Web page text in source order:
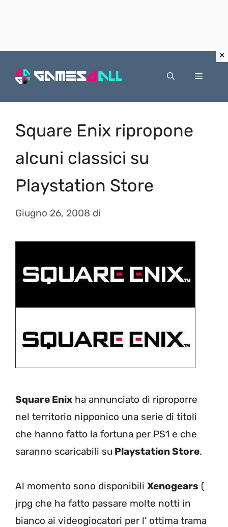
Menu
Square Enix ripropone
alcuni classici su
Playstation Store
Giugno 26, 2008 di
Square Enix ha annunciato di riproporre
nel territorio nipponico una serie di titoli
che hanno fatto la fortuna per PS1 e che
saranno scaricabili su Playstation Store.
Al momento sono disponibili Xenogears (
jrpg che ha fatto passare molte notti in
bianco ai videogiocatori per l’ ottima trama